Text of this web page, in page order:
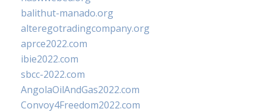
balithut-manado.org
alteregotradingcompany.org
aprce2022.com
ibie2022.com
sbcc-2022.com
AngolaOilAndGas2022.com
Convoy4Freedom2022.com